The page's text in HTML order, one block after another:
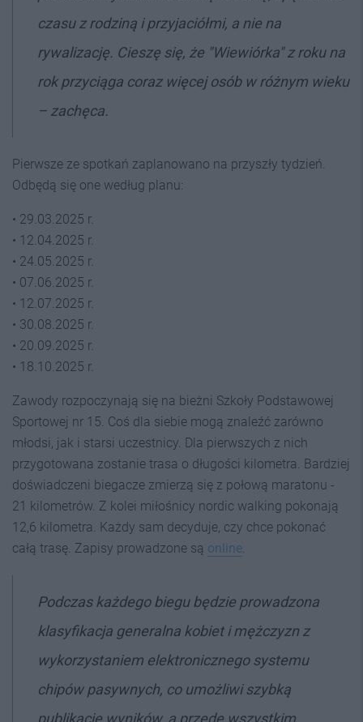
czasu z rodziną i przyjaciółmi, a nie na
rywalizację. Cieszę się, że "Wiewiórka" z roku na
rok przyciąga coraz więcej osób w różnym wieku
– zachęca.
Pierwsze ze spotkań zaplanowano na przyszły tydzień.
Odbędą się one według planu:
• 29.03.2025 r.
• 12.04.2025 r.
• 24.05.2025 r.
• 07.06.2025 r.
• 12.07.2025 r.
• 30.08.2025 r.
• 20.09.2025 r.
• 18.10.2025 r.
Zawody rozpoczynają się na bieżni Szkoły Podstawowej
Sportowej nr 15. Coś dla siebie mogą znaleźć zarówno
młodsi, jak i starsi uczestnicy. Dla pierwszych z nich
przygotowana zostanie trasa o długości kilometra. Bardziej
doświadczeni biegacze zmierzą się z połową maratonu -
21 kilometrów. Z kolei miłośnicy nordic walking pokonają
12,6 kilometra. Każdy sam decyduje, czy chce pokonać
całą trasę. Zapisy prowadzone są online
Podczas każdego biegu będzie prowadzona
klasyfikacja generalna kobiet i mężczyzn z
wykorzystaniem elektronicznego systemu
chipów pasywnych, co umożliwi szybką
publikację wyników, a przede wszystkim